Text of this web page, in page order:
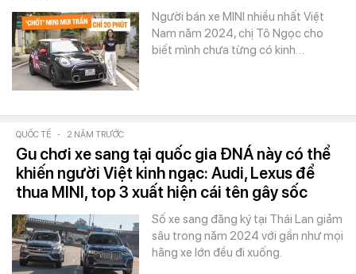
Người bán xe MINI nhiều nhất Việt
Nam năm 2024, chị Tô Ngọc cho
biết mình chưa từng có kinh…
QUỐC TẾ - 2 NĂM TRƯỚC
Gu chơi xe sang tại quốc gia ĐNÁ này có thể
khiến người Việt kinh ngạc: Audi, Lexus để
thua MINI, top 3 xuất hiện cái tên gây sốc
Số xe sang đăng ký tại Thái Lan giảm
sâu trong năm 2024 với gần như mọi
hãng xe lớn đều đi xuống.